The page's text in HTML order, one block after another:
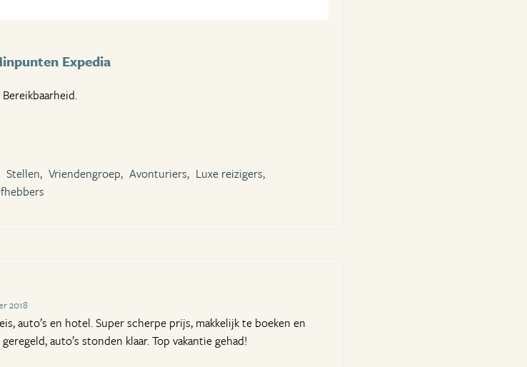
Expedia
Bereikbaarheid.
Stellen, Vriendengroep, Avonturiers, Luxe reizigers,
2018
auto’s en hotel. Super scherpe prijs, makkelijk te boeken en
auto’s stonden klaar. Top vakantie gehad!